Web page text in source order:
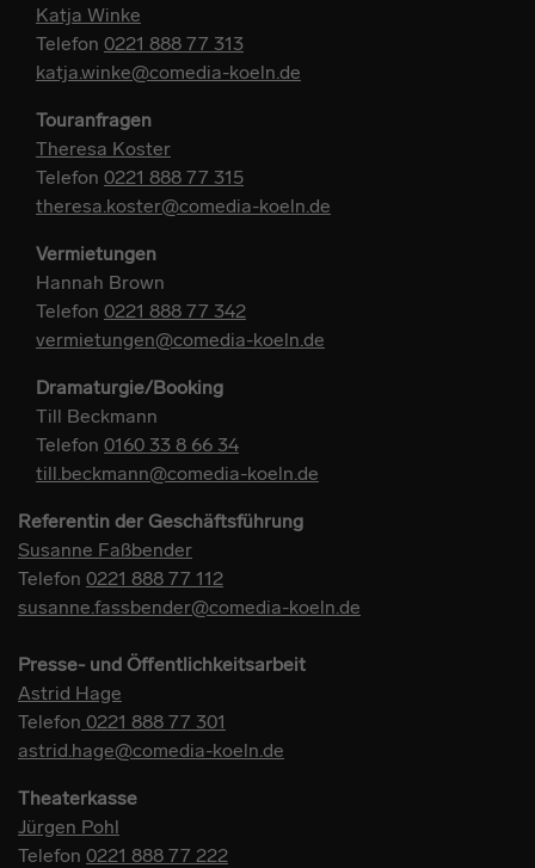
Katja Winke
Telefon 0221 888 77 313
katja.winke@comedia-koeln.de
Touranfragen
Theresa Koster
Telefon 0221 888 77 315
theresa.koster@comedia-koeln.de
Vermietungen
Hannah Brown
Telefon 0221 888 77 342
vermietungen@comedia-koeln.de
Dramaturgie/Booking
Till Beckmann
Telefon 0160 33 8 66 34
till.beckmann@comedia-koeln.de
Referentin der Geschäftsführung
Susanne Faßbender
Telefon 0221 888 77 112
susanne.fassbender@comedia-koeln.de
Presse- und Öffentlichkeitsarbeit
Astrid Hage
Telefon 0221 888 77 301
astrid.hage@comedia-koeln.de
Theaterkasse
Jürgen Pohl
Telefon 0221 888 77 222